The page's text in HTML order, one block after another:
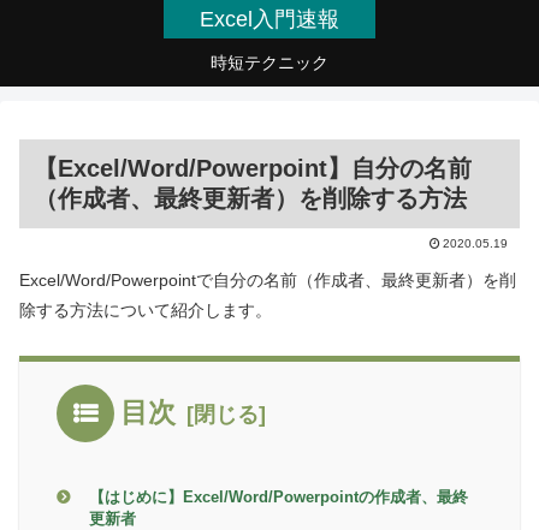
Excel入門速報
時短テクニック
【Excel/Word/Powerpoint】自分の名前
（作成者、最終更新者）を削除する方法
2020.05.19
Excel/Word/Powerpointで自分の名前（作成者、最終更新者）を削
除する方法について紹介します。
目次
【はじめに】Excel/Word/Powerpointの作成者、最終
更新者